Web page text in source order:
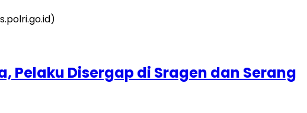
Pelaku Disergap di Sragen dan Serang